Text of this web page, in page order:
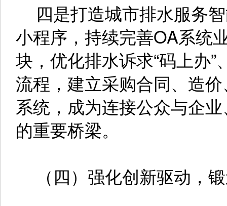
四是打造城市排水服务智
小程序，持续完善OA系统
块，优化排水诉求“码上办
流程，建立采购合同、造
系统，成为连接公众与企
的重要桥梁。
（四）强化创新驱动，